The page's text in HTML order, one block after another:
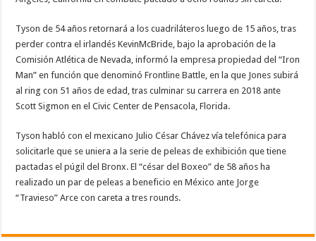
Tyson de 54 años retornará a los cuadriláteros luego de 15 años, tras
perder contra el irlandés KevinMcBride, bajo la aprobación de la
Comisión Atlética de Nevada, informó la empresa propiedad del “Iron
Man” en función que denominó Frontline Battle, en la que Jones subirá
al ring con 51 años de edad, tras culminar su carrera en 2018 ante
Scott Sigmon en el Civic Center de Pensacola, Florida.
Tyson habló con el mexicano Julio César Chávez vía telefónica para
solicitarle que se uniera a la serie de peleas de exhibición que tiene
pactadas el púgil del Bronx. El “césar del Boxeo” de 58 años ha
realizado un par de peleas a beneficio en México ante Jorge
“Travieso” Arce con careta a tres rounds.